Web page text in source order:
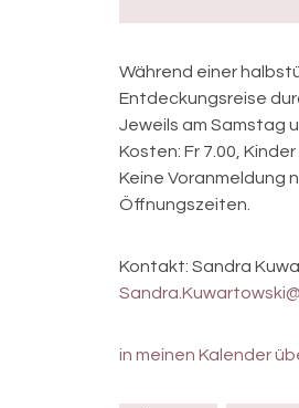
Während einer
Entdeckungsreise
Jeweils am Samstag
Kosten: Fr 7.00,
Keine Voranmeldung
Öffnungszeiten.
Kontakt: Sandra
in meinen Kalender